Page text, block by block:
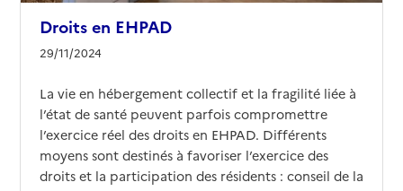
Droits en EHPAD
29/11/2024
La vie en hébergement collectif et la fragilité liée à
l’état de santé peuvent parfois compromettre
l’exercice réel des droits en EHPAD. Différents
moyens sont destinés à favoriser l’exercice des
droits et la participation des résidents : conseil de la